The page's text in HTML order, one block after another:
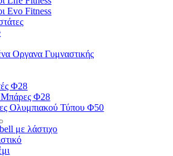
Evo Fitness
Οργανα Γυμναστικής
Φ28
Μπάρες Φ28
Ολυμπιακού Τύπου Φ50
με λάστιχο